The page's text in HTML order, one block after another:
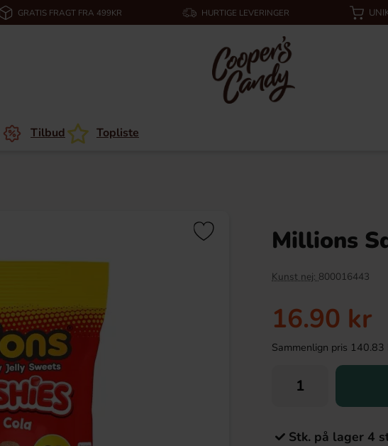
GRATIS FRAGT FRA 499KR HURTIGE LEVERINGER
Tilbud Topliste
Millions
Kunst nej: 800016443
16.90 kr
Sammenlign pris
Stk. på lager 4